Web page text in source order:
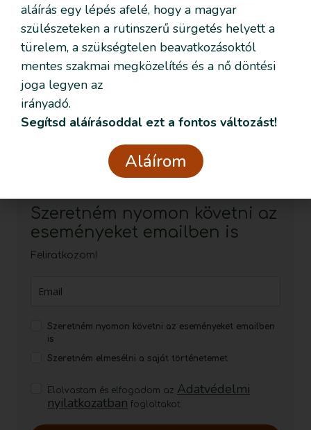
Elolvastam és elogadom azAdatvédelmi
nyilatkozatbanfoglaltakat.
Kapcsolat
info@szulesinditas.hu
Szeretném nyomon követni az
eseményeket emailben is
Feliratkozom!
Szeretném nyomon követni az eseményeket emailben
is
Szeretném elmesélni a saját történetemet
Elolvastam és elfogadom az Adatvédelmi
nyilatkozatban foglaltakat.
aláírás egy lépés afelé, hogy a magyar
szülészeteken a rutinszerű sürgetés helyett a
türelem, a szükségtelen beavatkozásoktól
mentes szakmai megközelítés és a nő döntési
joga legyen az
irányadó.
Segítsd aláírásoddal ezt a fontos változást!
Aláírom